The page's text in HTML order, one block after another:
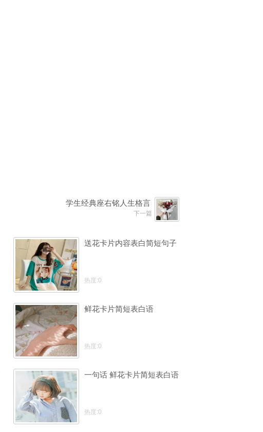
学生经典座右铭人生格言
下一篇
送花卡片内容表白简短句子
热度:0
鲜花卡片简短表白语
热度:0
一句话 鲜花卡片简短表白语
热度:0